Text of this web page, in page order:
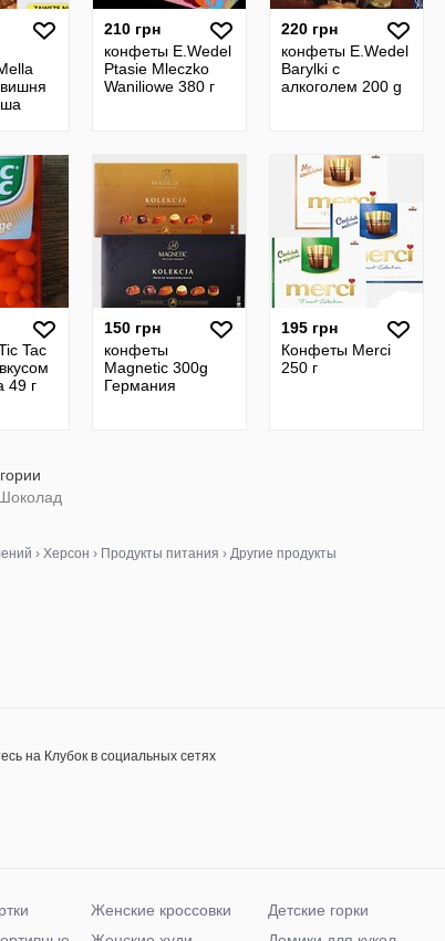
210 грн
конфеты E.Wedel
Ptasie Mleczko
Waniliowe 380 г
220 грн
конфеты E.Wedel
Вarylki с
алкоголем 200 g
Tac
49 г
150 грн
конфеты
Magnetic 300g
Германия
195 грн
Конфеты Merci
250 г
› Херсон › Продукты питания › Другие продукты
на Клубок в социальных сетях
Женские кроссовки
Детские горки